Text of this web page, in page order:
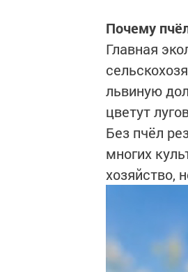
Почему
Главная
львиную
цветут
Без пчёл
многих
хозяйство,